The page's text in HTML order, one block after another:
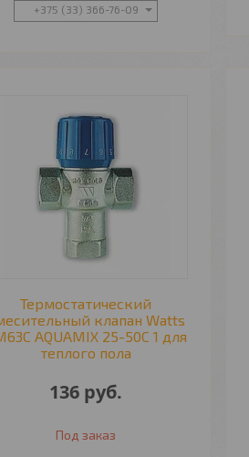
+375 (33) 366-76-09
Термостатический
клапан Watts
AQUAMIX 25-50C 1 для
теплого пола
136 руб.
Под заказ